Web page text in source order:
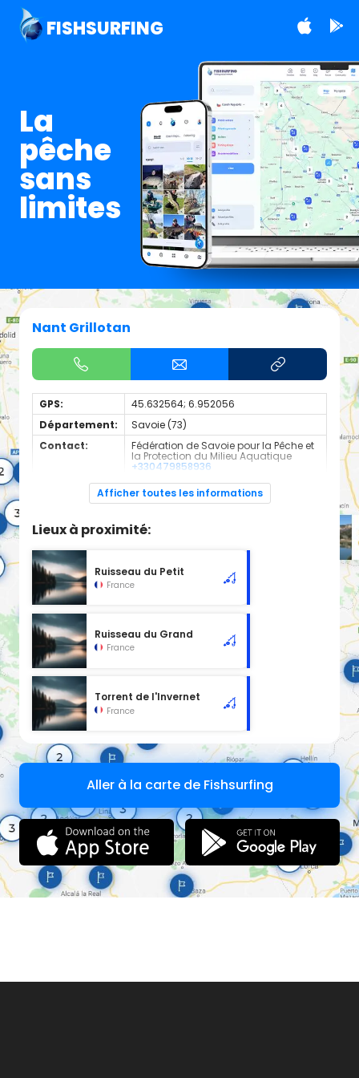
FISHSURFING
La
pêche
sans
limites
Nant Grillotan
GPS:
45.632564; 6.952056
Département:
Savoie (73)
Contact:
Fédération de Savoie pour la Pêche et
la Protection du Milieu Aquatique
+330479858936
Espèces de
Truite
sélectionné, d'une longueur de 1.53 km.
Afficher toutes les informations
Lieux à proximité:
Ruisseau du Petit
France
Ruisseau du Grand
France
Torrent de l'Invernet
France
Aller à la carte de Fishsurfing